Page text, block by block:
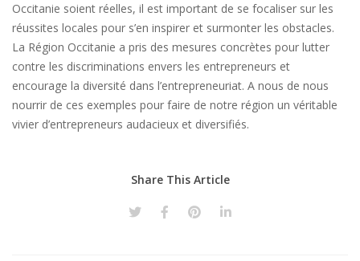
Occitanie soient réelles, il est important de se focaliser sur les
réussites locales pour s’en inspirer et surmonter les obstacles.
La Région Occitanie a pris des mesures concrètes pour lutter
contre les discriminations envers les entrepreneurs et
encourage la diversité dans l’entrepreneuriat. A nous de nous
nourrir de ces exemples pour faire de notre région un véritable
vivier d’entrepreneurs audacieux et diversifiés.
Share This Article